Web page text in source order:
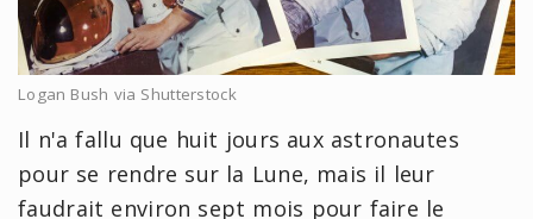
Logan Bush via Shutterstock
Il n'a fallu que huit jours aux astronautes
pour se rendre sur la Lune, mais il leur
faudrait environ sept mois pour faire le